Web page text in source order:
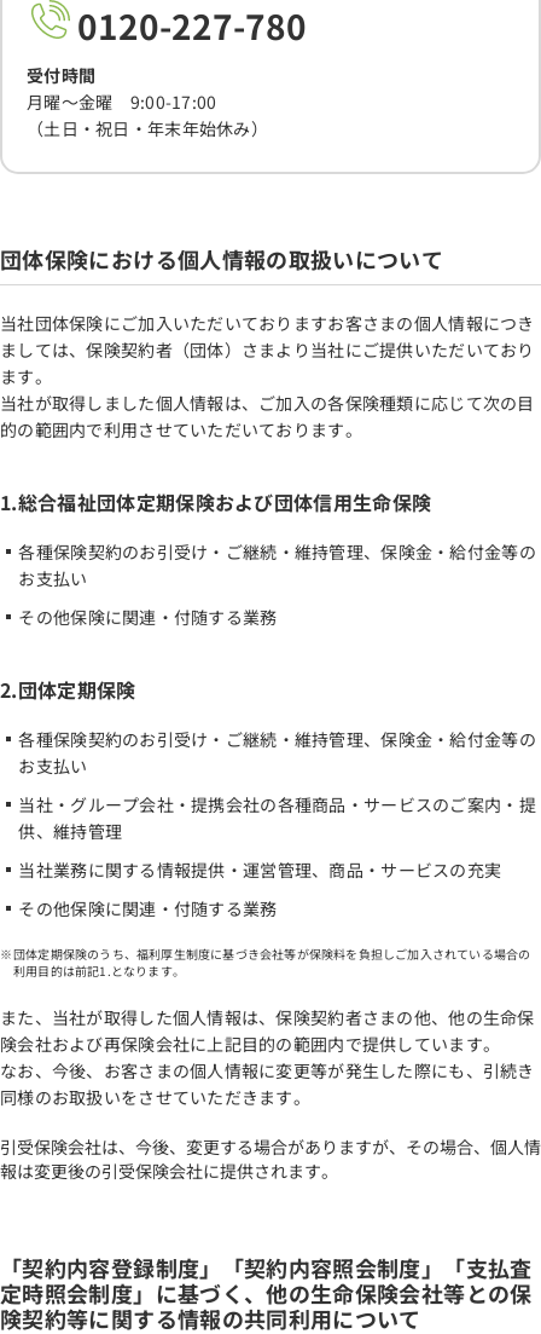
0120-227-780
受付時間
月曜～金曜 9:00-17:00
（土日・祝日・年末年始休み）
団体保険における個人情報の取扱いについて
当社団体保険にご加入いただいておりますお客さまの個人情報につき
ましては、保険契約者（団体）さまより当社にご提供いただいており
ます。
当社が取得しました個人情報は、ご加入の各保険種類に応じて次の目
的の範囲内で利用させていただいております。
1.総合福祉団体定期保険および団体信用生命保険
各種保険契約のお引受け・ご継続・維持管理、保険金・給付金等の
お支払い
その他保険に関連・付随する業務
2.団体定期保険
各種保険契約のお引受け・ご継続・維持管理、保険金・給付金等の
お支払い
当社・グループ会社・提携会社の各種商品・サービスのご案内・提
供、維持管理
当社業務に関する情報提供・運営管理、商品・サービスの充実
その他保険に関連・付随する業務
団体定期保険のうち、福利厚生制度に基づき会社等が保険料を負担しご加入されている場合の
利用目的は前記1.となります。
また、当社が取得した個人情報は、保険契約者さまの他、他の生命保
険会社および再保険会社に上記目的の範囲内で提供しています。
なお、今後、お客さまの個人情報に変更等が発生した際にも、引続き
同様のお取扱いをさせていただきます。
引受保険会社は、今後、変更する場合がありますが、その場合、個人情
報は変更後の引受保険会社に提供されます。
「契約内容登録制度」「契約内容照会制度」「支払査
定時照会制度」に基づく、他の生命保険会社等との保
険契約等に関する情報の共同利用について